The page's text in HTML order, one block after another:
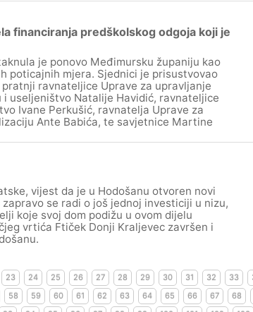
financiranja predškolskog odgoja koji je
je ponovo Međimursku županiju kao
poticajnih mjera. Sjednici je prisustvovao
ravnateljice Uprave za upravljanje
useljeništvo Natalije Havidić, ravnateljice
Ivane Perkušić, ravnatelja Uprave za
Ante Babića, te savjetnice Martine
vijest da je u Hodošanu otvoren novi
se radi o još jednoj investiciji u nizu,
koje svoj dom podižu u ovom dijelu
vrtića Ftiček Donji Kraljevec završen i
23 24 25 26 27 28 29 30 31 32 33
58 59 60 61 62 63 64 65 66 67 68